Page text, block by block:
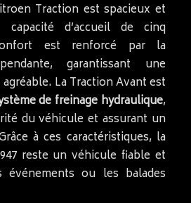
Traction est spacieux et
d’accueil de cinq
est renforcé par la
garantissant une
La Traction Avant est
de freinage hydraulique,
du véhicule et assurant un
à ces caractéristiques, la
reste un véhicule fiable et
événements ou les balades